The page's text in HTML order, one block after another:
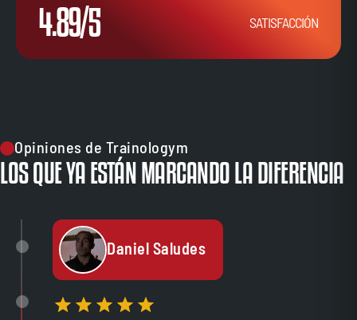
4.89/5 SATISFACCIÓN
Opiniones de Trainologym
LOS QUE YA ESTÁN MARCANDO LA DIFERENCIA
Daniel Saludes